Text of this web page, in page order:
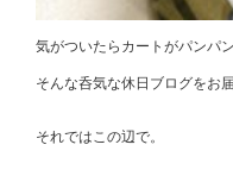
気がついたらカートがパンパ
そんな呑気な休日ブログをお
それではこの辺で。